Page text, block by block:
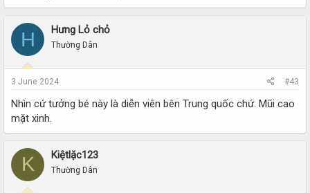
H Hưng Lỏ chỏ
Thường Dân
3 June 2024 #43
Nhìn cứ tưởng bé này là diễn viên bên Trung quốc chứ. Mũi cao
mặt xinh.
K Kiệtlặc123
Thường Dân